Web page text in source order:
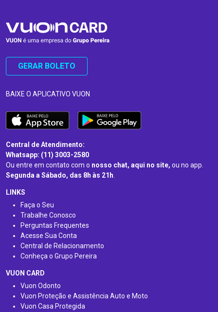
GERAR BOLETO
BAIXE O APLICATIVO VUON
Central de Atendimento:
Whatsapp: (11) 3003-2580
Ou entre em contato com o nosso chat, aqui no site, ou no app.
Segunda a Sábado, das 8h às 21h.
LINKS
Faça o Seu
Trabalhe Conosco
Perguntas Frequentes
Acesse Sua Conta
Central de Relacionamento
Conheça o Grupo Pereira
VUON CARD
Vuon Odonto
Vuon Proteção e Assistência Auto e Moto
Vuon Casa Protegida